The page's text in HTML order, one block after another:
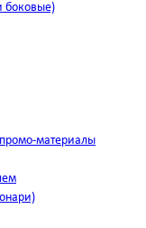
боковые)
материалы